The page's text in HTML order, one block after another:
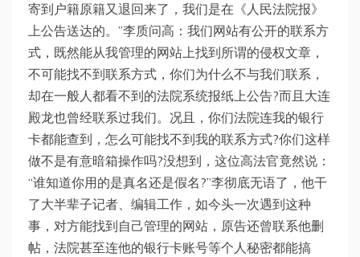
寄到户籍原籍又退回来了，我们是在《人民法院报》
上公告送达的。”李质问高：我们网站有公开的联系方
式，既然能从我管理的网站上找到所谓的侵权文章，
不可能找不到联系方式，你们为什么不与我们联系，
却在一般人都看不到的法院系统报纸上公告?而且大连
殿龙也曾经联系过我们。况且，你们法院连我的银行
卡都能查到，怎么可能找不到我的联系方式?你们这样
做不是有意暗箱操作吗?没想到，这位高法官竟然说：
“谁知道你用的是真名还是假名?”李彻底无语了，他干
了大半辈子记者、编辑工作，如今头一次遇到这种
事，对方能找到自己管理的网站，原告还曾联系他删
帖，法院甚至连他的银行卡账号等个人秘密都能搞